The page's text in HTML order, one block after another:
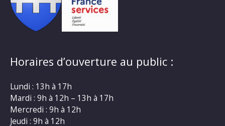
Horaires d’ouverture au public :
Lundi : 13h à 17h
Mardi : 9h à 12h – 13h à 17h
Mercredi : 9h à 12h
Jeudi : 9h à 12h